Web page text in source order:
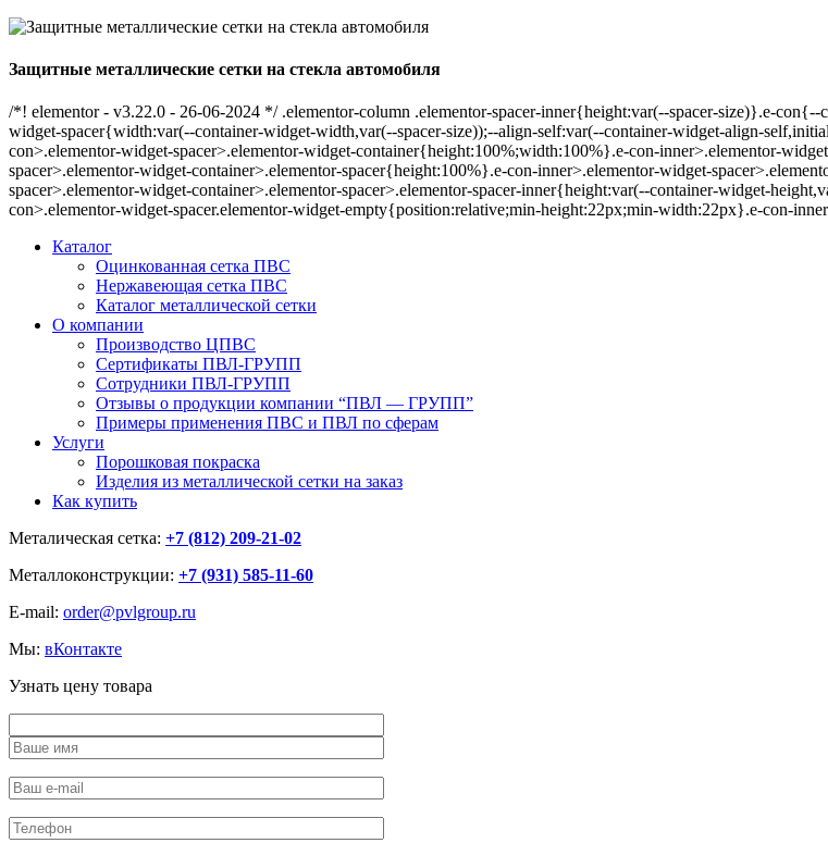
Защитные металлические сетки на стекла автомобиля
/*! elementor - v3.22.0 - 26-06-2024 */ .elementor-column .elementor-spacer-inner{height:var(--spacer-size)}.e-
widget-spacer{width:var(--container-widget-width,var(--spacer-size));--align-self:var(--container-widget-align-
con>.elementor-widget-spacer>.elementor-widget-container{height:100%;width:100%}.e-con-inner>.elementor-
spacer>.elementor-widget-container>.elementor-spacer{height:100%}.e-con-inner>.elementor-widget-
spacer>.elementor-widget-container>.elementor-spacer>.elementor-spacer-inner{height:var(--container-widget-
con>.elementor-widget-spacer.elementor-widget-empty{position:relative;min-height:22px;min-width:22px}.e-con-
Каталог
Оцинкованная сетка ПВС
Нержавеющая сетка ПВС
Каталог металлической сетки
О компании
Производство ЦПВС
Сертификаты ПВЛ-ГРУПП
Сотрудники ПВЛ-ГРУПП
Отзывы о продукции компании “ПВЛ — ГРУПП”
Примеры применения ПВС и ПВЛ по сферам
Услуги
Порошковая покраска
Изделия из металлической сетки на заказ
Как купить
Металическая сетка: +7 (812) 209-21-02
Металлоконструкции: +7 (931) 585-11-60
E-mail: order@pvlgroup.ru
Мы: вКонтакте
Узнать цену товара